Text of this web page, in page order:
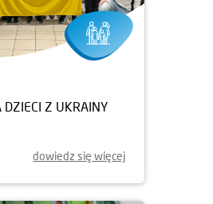
DZIECI Z UKRAINY
dowiedz się więcej